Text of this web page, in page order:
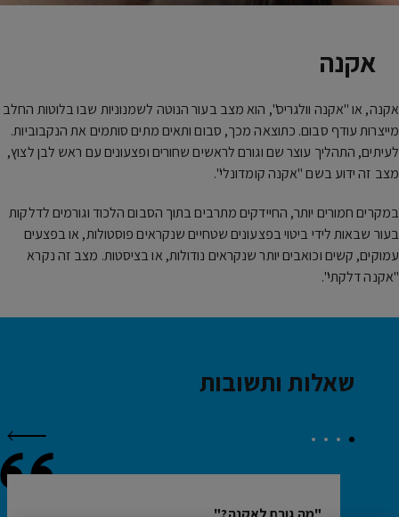
אקנה
אקנה, או "אקנה וולגריס", הוא מצב בעור הנוטה לשמנוניות שבו בלוטות החלב
מייצרות עודף סבום. כתוצאה מכך, סבום ותאים מתים סותמים את הנקבוביות.
לעיתים, התהליך עוצר שם וגורם לראשים שחורים ופצעונים עם ראש לבן לצוץ,
מצב זה ידוע בשם "אקנה קומדונלי".
במקרים חמורים יותר, החיידקים מתרבים בתוך הסבום הלכוד וגורמים לדלקות
בעור שבאות לידי ביטוי בפצעונים שטחיים שנקראים פוסטולות, או בפצעים
עמוקים, קשים וכואבים יותר שנקראים נודולות, או בציסטות. מצב זה נקרא
"אקנה דלקתי".
שאלות ותשובות